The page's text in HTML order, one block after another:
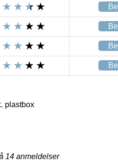
plastbox
14 anmeldelser